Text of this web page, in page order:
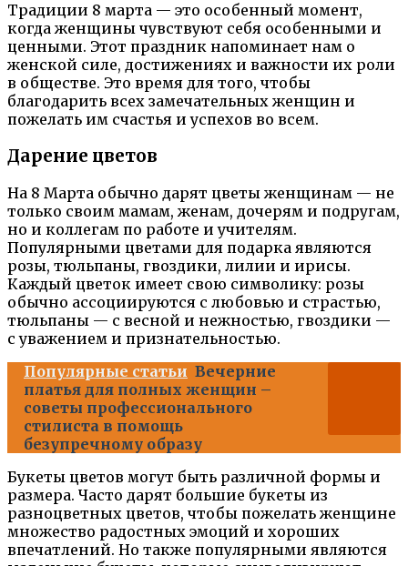
Традиции 8 марта — это особенный момент,
когда женщины чувствуют себя особенными и
ценными. Этот праздник напоминает нам о
женской силе, достижениях и важности их роли
в обществе. Это время для того, чтобы
благодарить всех замечательных женщин и
пожелать им счастья и успехов во всем.
Дарение цветов
На 8 Марта обычно дарят цветы женщинам — не
только своим мамам, женам, дочерям и подругам,
но и коллегам по работе и учителям.
Популярными цветами для подарка являются
розы, тюльпаны, гвоздики, лилии и ирисы.
Каждый цветок имеет свою символику: розы
обычно ассоциируются с любовью и страстью,
тюльпаны — с весной и нежностью, гвоздики —
с уважением и признательностью.
Популярные статьи Вечерние
платья для полных женщин –
советы профессионального
стилиста в помощь
безупречному образу
Букеты цветов могут быть различной формы и
размера. Часто дарят большие букеты из
разноцветных цветов, чтобы пожелать женщине
множество радостных эмоций и хороших
впечатлений. Но также популярными являются